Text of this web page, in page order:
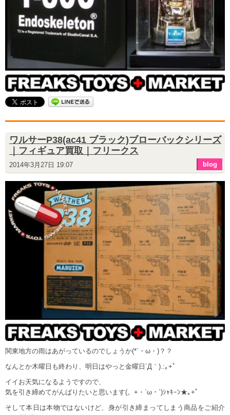
ワルサーP38(ac41 ブラック)ブローバックシリーズ
｜フィギュア買取｜フリークス
2014年3月27日 19:07 blog
関東地方の雨はあがっているのでしょうか(*´・ω・)？？
なんとか木曜日も終わり、明日はやっと金曜日´Д｀).:｡+ﾟ
イイお天気になるようですので、
気を引き締めてがんばりたいと思います(。+・`ω・´)ｼｬｷｰﾝ★｡+ﾟ
そして本日は本物ではないけど、身が引き締まってしまう商品をご紹介